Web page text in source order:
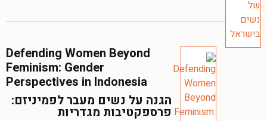
Defending Women Beyond
Feminism: Gender
Perspectives in Indonesia
הגנה על נשים מעבר לפמיניזם:
פרספקטיבות מגדריות